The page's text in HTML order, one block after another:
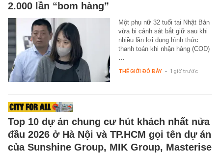
2.000 lần “bom hàng”
Một phụ nữ 32 tuổi tại Nhật Bản
vừa bị cảnh sát bắt giữ sau khi
nhiều lần lợi dụng hình thức
thanh toán khi nhận hàng (COD)
THẾ GIỚI ĐÓ ĐÂY - 1 giờ trước
Top 10 dự án chung cư hút khách nhất nửa
đầu 2026 ở Hà Nội và TP.HCM gọi tên dự án
của Sunshine Group, MIK Group, Masterise